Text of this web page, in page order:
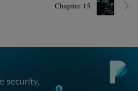
Chapitre 15